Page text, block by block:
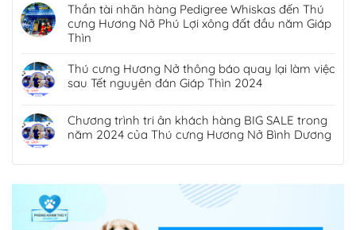
Thần tài nhãn hàng Pedigree Whiskas đến Thú
cưng Hương Nở Phú Lợi xông đất đầu năm Giáp
Thìn
Thú cưng Hương Nở thông báo quay lại làm việc
sau Tết nguyên đán Giáp Thìn 2024
Chương trình tri ân khách hàng BIG SALE trong
năm 2024 của Thú cưng Hương Nở Bình Dương